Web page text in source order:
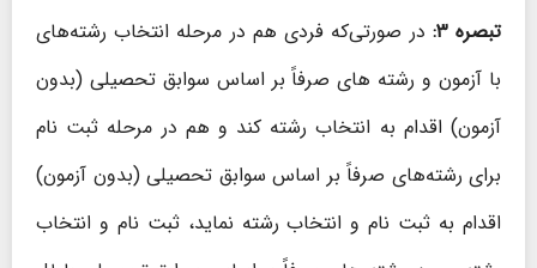
تبصره ۳:
در صورتی‌که فردی هم در مرحله انتخاب رشته‌های
با آزمون و رشته های صرفاً بر اساس سوابق تحصیلی (بدون
آزمون) اقدام به انتخاب رشته کند و هم در مرحله ثبت نام
برای رشته‌‌های صرفاً بر اساس سوابق تحصیلی (بدون آزمون)
اقدام به ثبت نام و انتخاب رشته نماید، ثبت نام و انتخاب